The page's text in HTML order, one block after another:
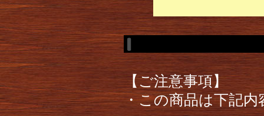
【ご注意事項】
・この商品は下記